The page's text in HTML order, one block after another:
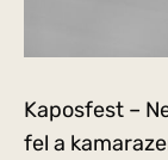
Kaposfest –
fel a